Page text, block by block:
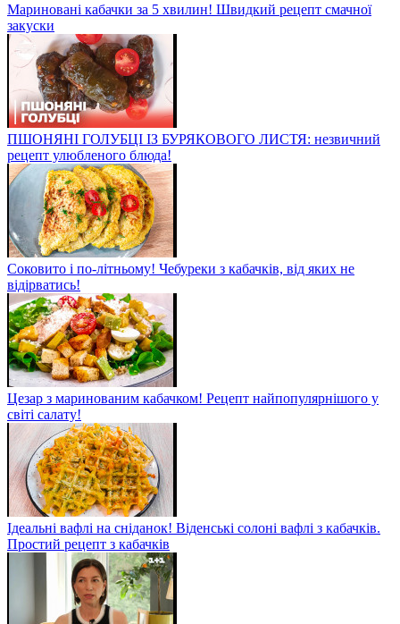
Мариновані кабачки за 5 хвилин! Швидкий рецепт смачної
закуски
ПШОНЯНІ ГОЛУБЦІ ІЗ БУРЯКОВОГО ЛИСТЯ: незвичний
рецепт улюбленого блюда!
Соковито і по-літньому! Чебуреки з кабачків, від яких не
відірватись!
Цезар з маринованим кабачком! Рецепт найпопулярнішого у
світі салату!
Ідеальні вафлі на сніданок! Віденські солоні вафлі з кабачків.
Простий рецепт з кабачків